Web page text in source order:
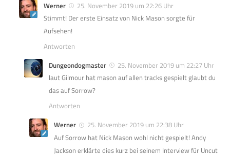
Werner
25. November 2019 um 22:26 Uhr
Stimmt! Der erste Einsatz von Nick Mason sorgte für
Aufsehen!
Antworten
Dungeondogmaster
25. November 2019 um 22:27 Uhr
laut Gilmour hat mason auf allen tracks gespielt glaubt du
das auf Sorrow?
Antworten
Werner
25. November 2019 um 22:38 Uhr
Auf Sorrow hat Nick Mason wohl nicht gespielt! Andy
Jackson erklärte dies kurz bei seinem Interview für Uncut